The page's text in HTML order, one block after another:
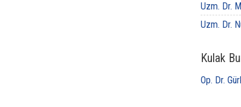
Uzm. Dr.
Uzm. Dr.
Kulak
Op. Dr.